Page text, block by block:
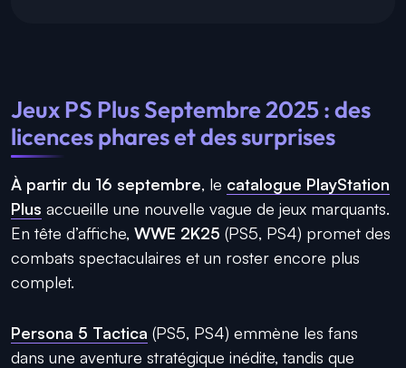
Jeux PS Plus Septembre 2025 : des
licences phares et des surprises
À partir du 16 septembre, le catalogue PlayStation
Plus accueille une nouvelle vague de jeux marquants.
En tête d’affiche, WWE 2K25 (PS5, PS4) promet des
combats spectaculaires et un roster encore plus
complet.
Persona 5 Tactica (PS5, PS4) emmène les fans
dans une aventure stratégique inédite, tandis que